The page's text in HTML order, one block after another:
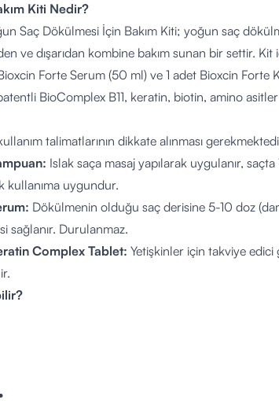
Kiti Nedir?
Saç Dökülmesi İçin Bakım Kiti; yoğun saç
ve dışarıdan kombine bakım sunan bir settir.
Forte Serum (50 ml) ve 1 adet Bioxcin
BioComplex B11, keratin, biotin, amino asitler
talimatlarının dikkate alınması
Islak saça masaj yapılarak uygulanır,
kullanıma uygundur.
Dökülmenin olduğu saç derisine 5-10 doz
sağlanır. Durulanmaz.
Complex Tablet: Yetişkinler için takviye